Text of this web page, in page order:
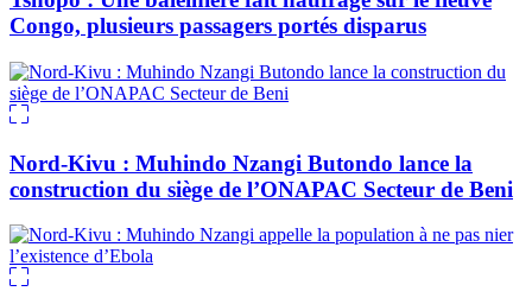
Congo, plusieurs passagers portés disparus
Nord-Kivu : Muhindo Nzangi Butondo lance la
construction du siège de l’ONAPAC Secteur de Beni